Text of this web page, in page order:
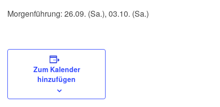
Morgenführung: 26.09. (Sa.), 03.10. (Sa.)
Zum Kalender
hinzufügen